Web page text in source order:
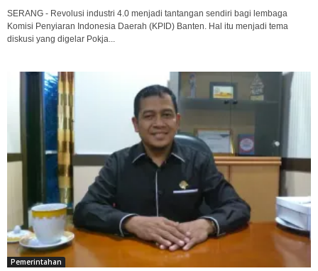
SERANG - Revolusi industri 4.0 menjadi tantangan sendiri bagi lembaga
Komisi Penyiaran Indonesia Daerah (KPID) Banten. Hal itu menjadi tema
diskusi yang digelar Pokja...
Pemerintahan